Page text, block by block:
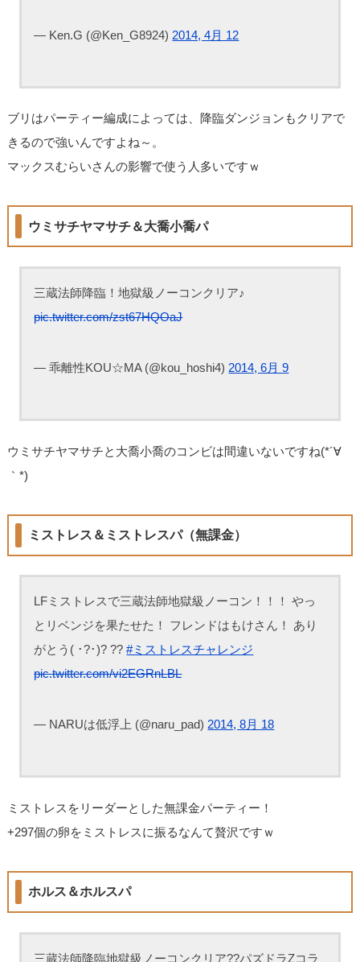
— Ken.G (@Ken_G8924) 2014, 4月 12
ブリはパーティー編成によっては、降臨ダンジョンもクリアで
きるので強いんですよね～。
マックスむらいさんの影響で使う人多いですｗ
ウミサチヤマサチ＆大喬小喬パ
三蔵法師降臨！地獄級ノーコンクリア♪
pic.twitter.com/zst67HQOaJ
— 乖離性KOU☆MA (@kou_hoshi4) 2014, 6月 9
ウミサチヤマサチと大喬小喬のコンビは間違いないですね(*´∀
｀*)
ミストレス＆ミストレスパ（無課金）
LFミストレスで三蔵法師地獄級ノーコン！！！ やっ
とリベンジを果たせた！ フレンドはもけさん！ あり
がとう( ･?･)? ??#ミストレスチャレンジ
pic.twitter.com/vi2EGRnLBL
— NARUは低浮上 (@naru_pad) 2014, 8月 18
ミストレスをリーダーとした無課金パーティー！
+297個の卵をミストレスに振るなんて贅沢ですｗ
ホルス＆ホルスパ
三蔵法師降臨地獄級ノーコンクリア??パズドラZコラ